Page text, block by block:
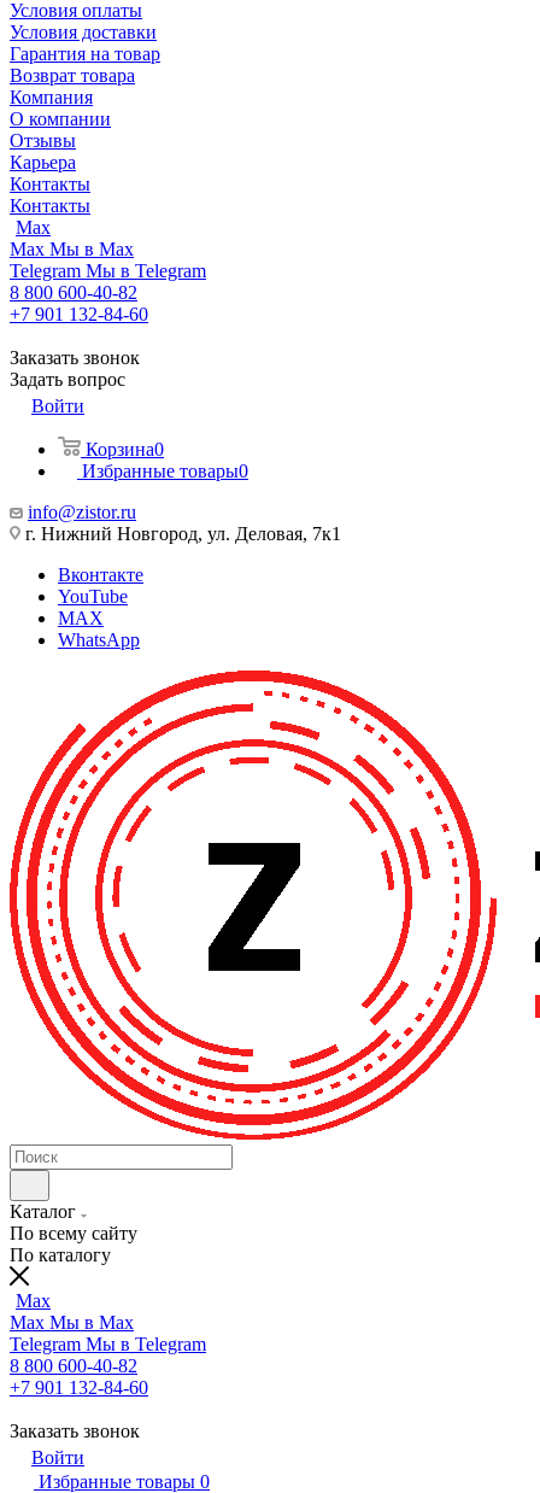
Условия оплаты
Условия доставки
Гарантия на товар
Возврат товара
Компания
О компании
Отзывы
Карьера
Контакты
Контакты
Max
Max Мы в Max
Telegram Мы в Telegram
8 800 600-40-82
+7 901 132-84-60
Заказать звонок
Задать вопрос
Войти
Корзина0
Избранные товары0
info@zistor.ru
г. Нижний Новгород, ул. Деловая, 7к1
Вконтакте
YouTube
MAX
WhatsApp
Каталог
По всему сайту
По каталогу
Max
Max Мы в Max
Telegram Мы в Telegram
8 800 600-40-82
+7 901 132-84-60
Заказать звонок
Войти
Избранные товары 0